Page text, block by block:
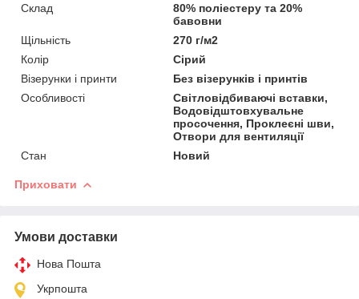
Склад
80% поліестеру та 20%
бавовни
Щільність
270 г/м2
Колір
Сірий
Візерунки і принти
Без візерунків і принтів
Особливості
Світловідбиваючі вставки,
Водовідштовхувальне
просочення, Проклеєні шви,
Отвори для вентиляції
Стан
Новий
Приховати
Умови доставки
Нова Пошта
Укрпошта